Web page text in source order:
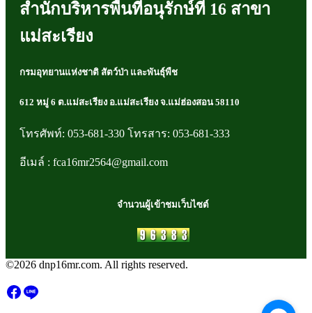
สำนักบริหารพื้นที่อนุรักษ์ที่ 16 สาขา
แม่สะเรียง
กรมอุทยานแห่งชาติ สัตว์ป่า และพันธุ์พืช
612 หมู่ 6 ต.แม่สะเรียง อ.แม่สะเรียง จ.แม่ฮ่องสอน 58110
โทรศัพท์: 053-681-330 โทรสาร: 053-681-333
อีเมล์ : fca16mr2564@gmail.com
จำนวนผู้เข้าชมเว็บไซต์
©2026 dnp16mr.com. All rights reserved.